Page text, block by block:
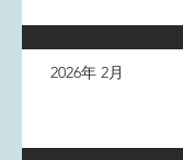
2026年 2月